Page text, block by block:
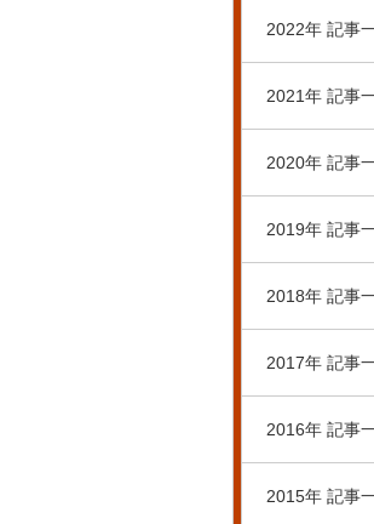
2022年 記事
2021年 記事
2020年 記事
2019年 記事
2018年 記事
2017年 記事
2016年 記事
2015年 記事